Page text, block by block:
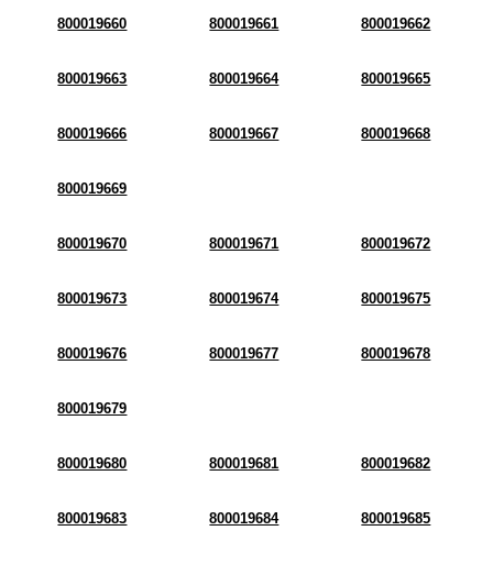
800019660 800019661 800019662
800019663 800019664 800019665
800019666 800019667 800019668
800019669
800019670 800019671 800019672
800019673 800019674 800019675
800019676 800019677 800019678
800019679
800019680 800019681 800019682
800019683 800019684 800019685